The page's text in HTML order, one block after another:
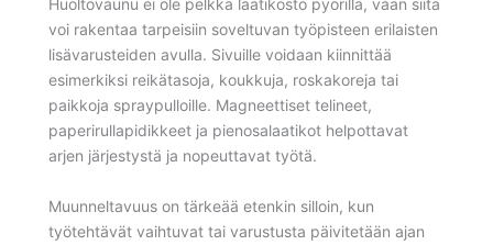
Huoltovaunu ei ole pelkkä laatikosto pyörillä, vaan siitä
voi rakentaa tarpeisiin soveltuvan työpisteen erilaisten
lisävarusteiden avulla. Sivuille voidaan kiinnittää
esimerkiksi reikätasoja, koukkuja, roskakoreja tai
paikkoja spraypulloille. Magneettiset telineet,
paperirullapidikkeet ja pienosalaatikot helpottavat
arjen järjestystä ja nopeuttavat työtä.
Muunneltavuus on tärkeää etenkin silloin, kun
työtehtävät vaihtuvat tai varustusta päivitetään ajan